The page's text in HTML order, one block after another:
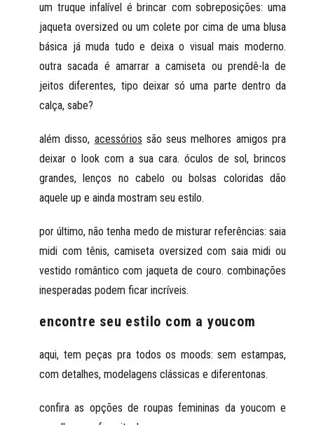
um truque infalível ébrincar com sobreposições: uma
jaqueta oversized ou um colete por cima de uma blusa
básica já muda tudo e deixa o visual mais moderno.
outra sacada é amarrar a camiseta ou prendê-la de
jeitos diferentes, tipo deixar só uma parte dentro da
calça, sabe?
além disso, acessórios são seus melhores amigos pra
deixar o look com a sua cara. óculos de sol, brincos
grandes, lenços no cabelo ou bolsas coloridas dão
aquele up e ainda mostram seu estilo.
por último,não tenha medo de misturar referências: saia
midi com tênis, camiseta oversized com saia midi ou
vestido romântico com jaqueta de couro. combinações
inesperadas podem ficar incríveis.
encontre seu estilo com a youcom
aqui, tem peças pra todos os moods: sem estampas,
com detalhes, modelagens clássicas e diferentonas.
confira as opções de roupas femininas da youcom e